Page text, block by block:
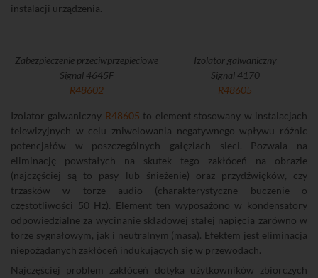
instalacji urządzenia.
Zabezpieczenie przeciwprzepięciowe
Signal 4645F
R48602
Izolator galwaniczny
Signal 4170
R48605
Izolator galwaniczny R48605 to element stosowany w instalacjach
telewizyjnych w celu zniwelowania negatywnego wpływu różnic
potencjałów w poszczególnych gałęziach sieci. Pozwala na
eliminację powstałych na skutek tego zakłóceń na obrazie
(najczęściej są to pasy lub śnieżenie) oraz przydźwięków, czy
trzasków w torze audio (charakterystyczne buczenie o
częstotliwości 50 Hz). Element ten wyposażono w kondensatory
odpowiedzialne za wycinanie składowej stałej napięcia zarówno w
torze sygnałowym, jak i neutralnym (masa). Efektem jest eliminacja
niepożądanych zakłóceń indukujących się w przewodach.
Najczęściej problem zakłóceń dotyka użytkowników zbiorczych